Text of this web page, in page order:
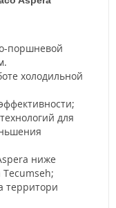
поршневой
холодильной
для
ниже
территори